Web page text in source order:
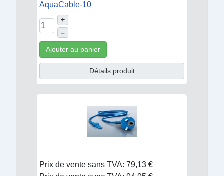
AquaCable-10
+
–
Ajouter au panier
Détails produit
Prix de vente sans TVA: 79,13 €